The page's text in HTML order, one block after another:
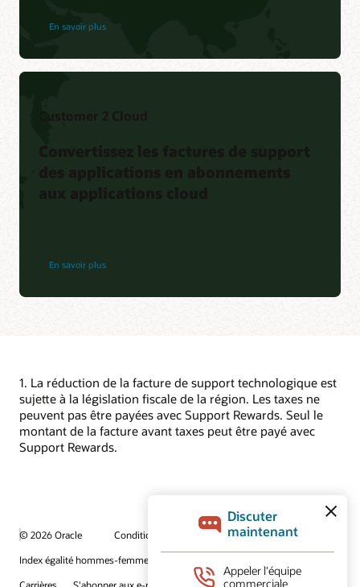
En savoir plus
En savoir plus
1. La réduction de la facture de support technologique est
sujette à la législation fiscale de la région. Les taxes ne
peuvent pas être payées avec Support Rewards. Seul le
montant de la facture avant taxes peut être payé avec
Support Rewards.
© 2026 Oracle
Conditions d'utilisation et confidentialité
Index égalité hommes-femmes